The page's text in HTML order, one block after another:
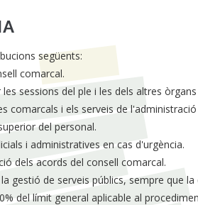
següents:
comarcal.
sessions del ple i les dels altres òrgans
comarcals i els serveis de
del personal.
i administratives en cas d'urgència.
dels acords del consell comarcal.
gestió de serveis públics, sempre que
del límit general aplicable al